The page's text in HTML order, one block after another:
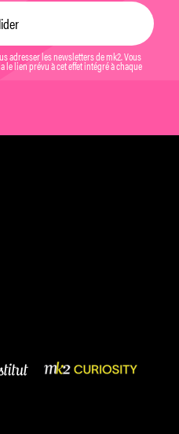
adresser les newsletters de mk2. Vous
le lien prévu à cet effet intégré à chaque